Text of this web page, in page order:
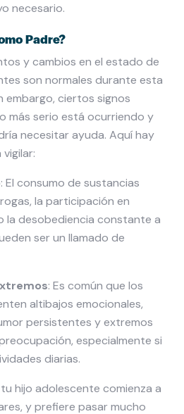
necesario.
Padre?
y cambios en el estado de
son normales durante esta
embargo, ciertos signos
más serio está ocurriendo y
necesitar ayuda. Aquí hay
: El consumo de sustancias
la participación en
la desobediencia constante a
ser un llamado de
: Es común que los
altibajos emocionales,
persistentes y extremos
especialmente si
diarias.
tu hijo adolescente comienza a
y prefiere pasar mucho